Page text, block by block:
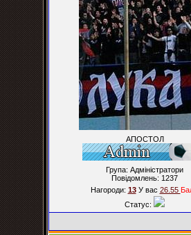
АПОСТОЛ
Група: Адміністратори
Повідомлень: 1237
Нагороди: 13У вас 26.55
Статус: